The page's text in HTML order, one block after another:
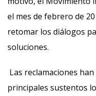
el mes de febrero de
retomar los diálogos
soluciones.
Las reclamaciones
principales sustentos